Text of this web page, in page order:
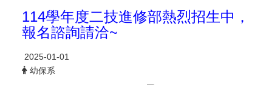
114學年度二技進修部熱烈招生中，
報名諮詢請洽~
2025-01-01
幼保系